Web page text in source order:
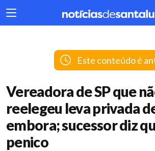
404
Este conteúdo é
Vereadora de SP que
reelegeu leva privada
embora; sucessor diz
penico